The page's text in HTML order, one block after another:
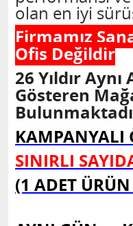
olan en iyi
Firmamız
Ofis Değildir
26 Yıldır
Gösteren
KAMPANYALI
SINIRLI
(1 ADET